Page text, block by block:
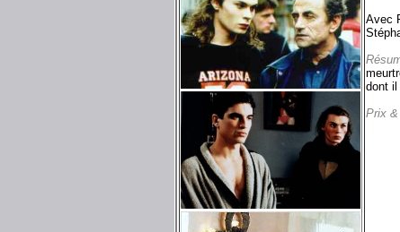
Avec
dont il
Prix &